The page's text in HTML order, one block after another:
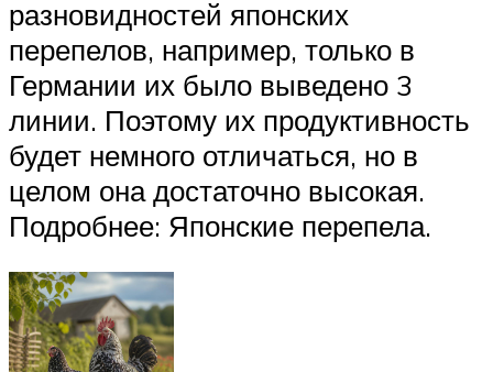
разновидностей японских
перепелов, например, только в
Германии их было выведено 3
линии. Поэтому их продуктивность
будет немного отличаться, но в
целом она достаточно высокая.
Подробнее: Японские перепела.